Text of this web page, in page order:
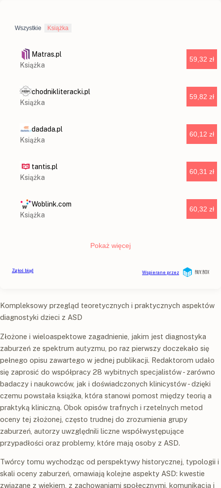
Kompleksowy przegląd teoretycznych i praktycznych aspektów
diagnostyki dzieci z ASD
Złożone i wieloaspektowe zagadnienie, jakim jest diagnostyka
zaburzeń ze spektrum autyzmu, po raz pierwszy doczekało się
pełnego opisu zawartego w jednej publikacji. Redaktorom udało
się zaprosić do współpracy 28 wybitnych specjalistów - zarówno
badaczy i naukowców, jak i doświadczonych klinicystów - dzięki
czemu powstała książka, która stanowi pomost między teorią a
praktyką kliniczną. Obok opisów trafnych i rzetelnych metod
oceny tej złożonej, często trudnej do zrozumienia grupy
zaburzeń, autorzy uwzględnili liczne współwystępujące
przypadłości oraz problemy, które mają osoby z ASD.
Twórcy tomu wychodząc od perspektywy historycznej, typologii i
skali oceny zaburzeń, omawiają kolejne aspekty ASD: kwestie
związane z wiekiem, z zachowaniami społecznymi, komunikacją i